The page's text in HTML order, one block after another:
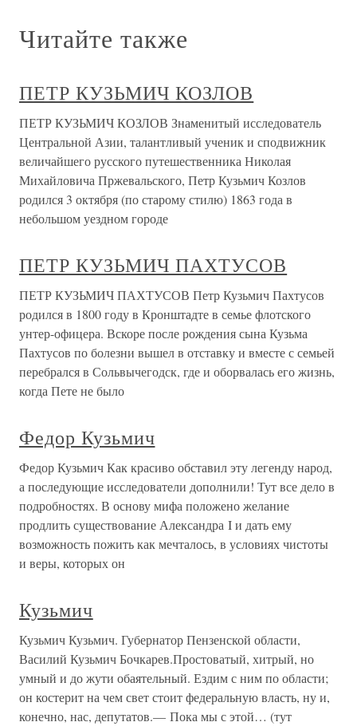
Читайте также
ПЕТР КУЗЬМИЧ КОЗЛОВ
ПЕТР КУЗЬМИЧ КОЗЛОВ Знаменитый исследователь
Центральной Азии, талантливый ученик и сподвижник
величайшего русского путешественника Николая
Михайловича Пржевальского, Петр Кузьмич Козлов
родился 3 октября (по старому стилю) 1863 года в
небольшом уездном городе
ПЕТР КУЗЬМИЧ ПАХТУСОВ
ПЕТР КУЗЬМИЧ ПАХТУСОВ Петр Кузьмич Пахтусов
родился в 1800 году в Кронштадте в семье флотского
унтер-офицера. Вскоре после рождения сына Кузьма
Пахтусов по болезни вышел в отставку и вместе с семьей
перебрался в Сольвычегодск, где и оборвалась его жизнь,
когда Пете не было
Федор Кузьмич
Федор Кузьмич Как красиво обставил эту легенду народ,
а последующие исследователи дополнили! Тут все дело в
подробностях. В основу мифа положено желание
продлить существование Александра I и дать ему
возможность пожить как мечталось, в условиях чистоты
и веры, которых он
Кузьмич
Кузьмич Кузьмич. Губернатор Пензенской области,
Василий Кузьмич Бочкарев.Простоватый, хитрый, но
умный и до жути обаятельный. Ездим с ним по области;
он костерит на чем свет стоит федеральную власть, ну и,
конечно, нас, депутатов.— Пока мы с этой… (тут